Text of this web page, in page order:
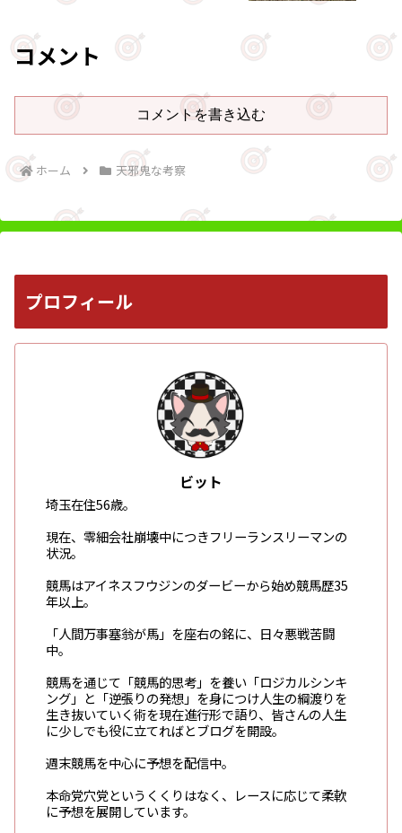
コメント
コメントを書き込む
ホーム 天邪鬼な考察
プロフィール
ビット
埼玉在住56歳。
現在、零細会社崩壊中につきフリーランスリーマンの
状況。
競馬はアイネスフウジンのダービーから始め競馬歴35
年以上。
「人間万事塞翁が馬」を座右の銘に、日々悪戦苦闘
中。
競馬を通じて「競馬的思考」を養い「ロジカルシンキ
ング」と「逆張りの発想」を身につけ人生の綱渡りを
生き抜いていく術を現在進行形で語り、皆さんの人生
に少しでも役に立てればとブログを開設。
週末競馬を中心に予想を配信中。
本命党穴党というくくりはなく、レースに応じて柔軟
に予想を展開しています。